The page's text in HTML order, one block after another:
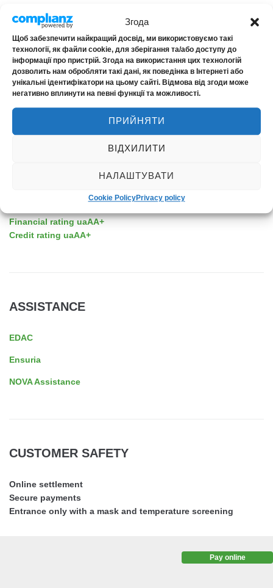
Згода
Щоб забезпечити найкращий досвід, ми використовуємо такі
технології, як файли cookie, для зберігання та/або доступу до
інформації про пристрій. Згода на використання цих технологій
дозволить нам обробляти такі дані, як поведінка в Інтернеті або
унікальні ідентифікатори на цьому сайті. Відмова від згоди може
негативно вплинути на певні функції та можливості.
ПРИЙНЯТИ
ВІДХИЛИТИ
НАЛАШТУВАТИ
Cookie PolicyPrivacy policy
ABOUT THE COMPANY
About us
Financial rating uaAA+
Credit rating uaAA+
ASSISTANCE
EDAC
Ensuria
NOVA Assistance
CUSTOMER SAFETY
Online settlement
Secure payments
Entrance only with a mask and temperature screening
Pay online